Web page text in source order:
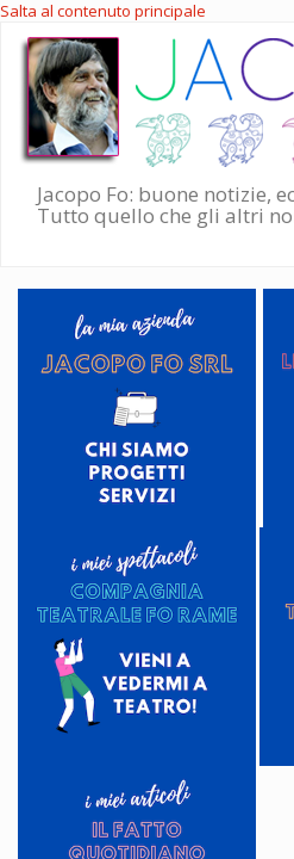
Salta al contenuto principale
Jacopo Fo: buone notizie,
Tutto quello che gli altri